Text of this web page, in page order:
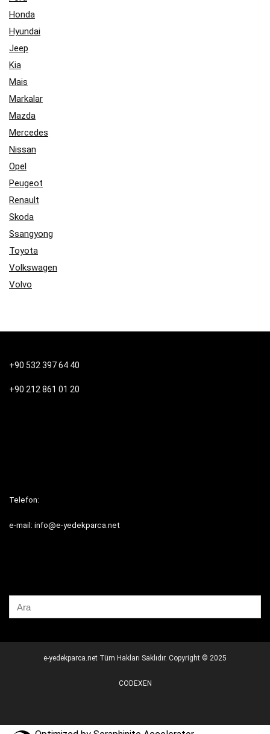
Honda
Hyundai
Jeep
Kia
Mais
Markalar
Mazda
Mercedes
Nissan
Opel
Peugeot
Renault
Skoda
Ssangyong
Toyota
Volkswagen
Volvo
+90 532 397 64 40
+90 212 861 01 20
Telefon:
e-mail: info@e-yedekparca.net
e-yedekparca.net Tüm Hakları Saklıdır. Copyright © 2025
CODEXEN